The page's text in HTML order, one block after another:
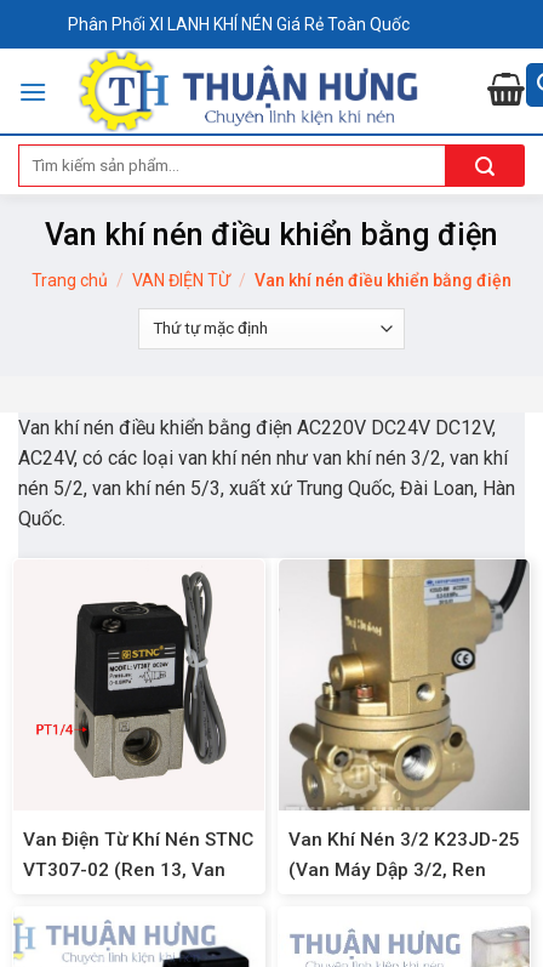
to
Phân Phối XI LANH KHÍ NÉN Giá Rẻ Toàn Quốc
Tìm
kiếm:
Van khí nén điều khiển bằng điện
Trang chủ / VAN ĐIỆN TỪ / Van khí nén điều khiển bằng điện
Van khí nén điều khiển bằng điện AC220V DC24V DC12V,
AC24V, có các loại van khí nén như van khí nén 3/2, van khí
nén 5/2, van khí nén 5/3, xuất xứ Trung Quốc, Đài Loan, Hàn
Quốc.
Van Điện Từ Khí Nén STNC
VT307-02 (Ren 13, Van
Van Khí Nén 3/2 K23JD-25
(Van Máy Dập 3/2, Ren